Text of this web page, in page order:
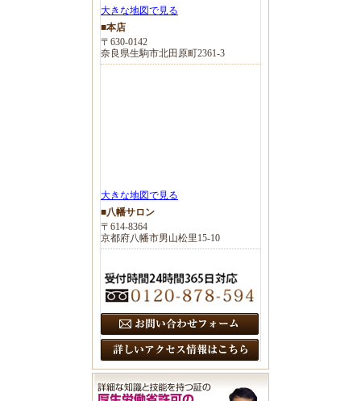
大きな地図で見る
■本店
〒630-0142
奈良県生駒市北田原町2361-3
大きな地図で見る
■八幡サロン
〒614-8364
京都府八幡市男山松里15-10